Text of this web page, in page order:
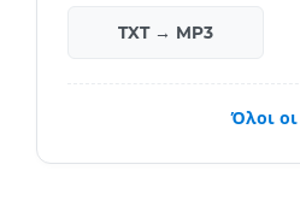
TXT → MP3
Όλοι